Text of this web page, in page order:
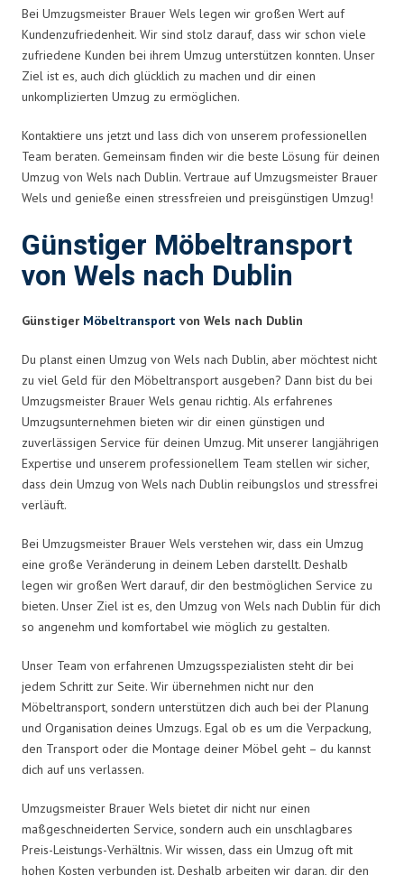
Bei Umzugsmeister Brauer Wels legen wir großen Wert auf
Kundenzufriedenheit. Wir sind stolz darauf, dass wir schon viele
zufriedene Kunden bei ihrem Umzug unterstützen konnten. Unser
Ziel ist es, auch dich glücklich zu machen und dir einen
unkomplizierten Umzug zu ermöglichen.
Kontaktiere uns jetzt und lass dich von unserem professionellen
Team beraten. Gemeinsam finden wir die beste Lösung für deinen
Umzug von Wels nach Dublin. Vertraue auf Umzugsmeister Brauer
Wels und genieße einen stressfreien und preisgünstigen Umzug!
Günstiger Möbeltransport
von Wels nach Dublin
Günstiger Möbeltransport von Wels nach Dublin
Du planst einen Umzug von Wels nach Dublin, aber möchtest nicht
zu viel Geld für den Möbeltransport ausgeben? Dann bist du bei
Umzugsmeister Brauer Wels genau richtig. Als erfahrenes
Umzugsunternehmen bieten wir dir einen günstigen und
zuverlässigen Service für deinen Umzug. Mit unserer langjährigen
Expertise und unserem professionellem Team stellen wir sicher,
dass dein Umzug von Wels nach Dublin reibungslos und stressfrei
verläuft.
Bei Umzugsmeister Brauer Wels verstehen wir, dass ein Umzug
eine große Veränderung in deinem Leben darstellt. Deshalb
legen wir großen Wert darauf, dir den bestmöglichen Service zu
bieten. Unser Ziel ist es, den Umzug von Wels nach Dublin für dich
so angenehm und komfortabel wie möglich zu gestalten.
Unser Team von erfahrenen Umzugsspezialisten steht dir bei
jedem Schritt zur Seite. Wir übernehmen nicht nur den
Möbeltransport, sondern unterstützen dich auch bei der Planung
und Organisation deines Umzugs. Egal ob es um die Verpackung,
den Transport oder die Montage deiner Möbel geht – du kannst
dich auf uns verlassen.
Umzugsmeister Brauer Wels bietet dir nicht nur einen
maßgeschneiderten Service, sondern auch ein unschlagbares
Preis-Leistungs-Verhältnis. Wir wissen, dass ein Umzug oft mit
hohen Kosten verbunden ist. Deshalb arbeiten wir daran, dir den